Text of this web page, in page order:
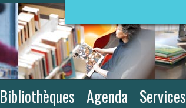
Bibliothèques Agenda Services